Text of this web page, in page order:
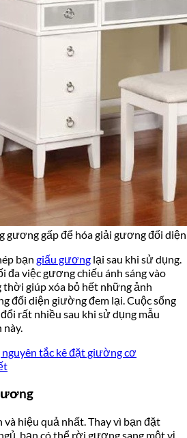
gương gấp để hóa giải gương đối
bạn giấu gương lại sau khi sử dụng.
đa việc gương chiếu ánh sáng vào
giúp xóa bỏ hết những ảnh
đối diện giường đem lại. Cuộc sống
rất nhiều sau khi sử dụng mẫu
này.
tắc kê đặt giường cơ
và hiệu quả nhất. Thay vì bạn đặt
bạn có thể rời gương sang một vị